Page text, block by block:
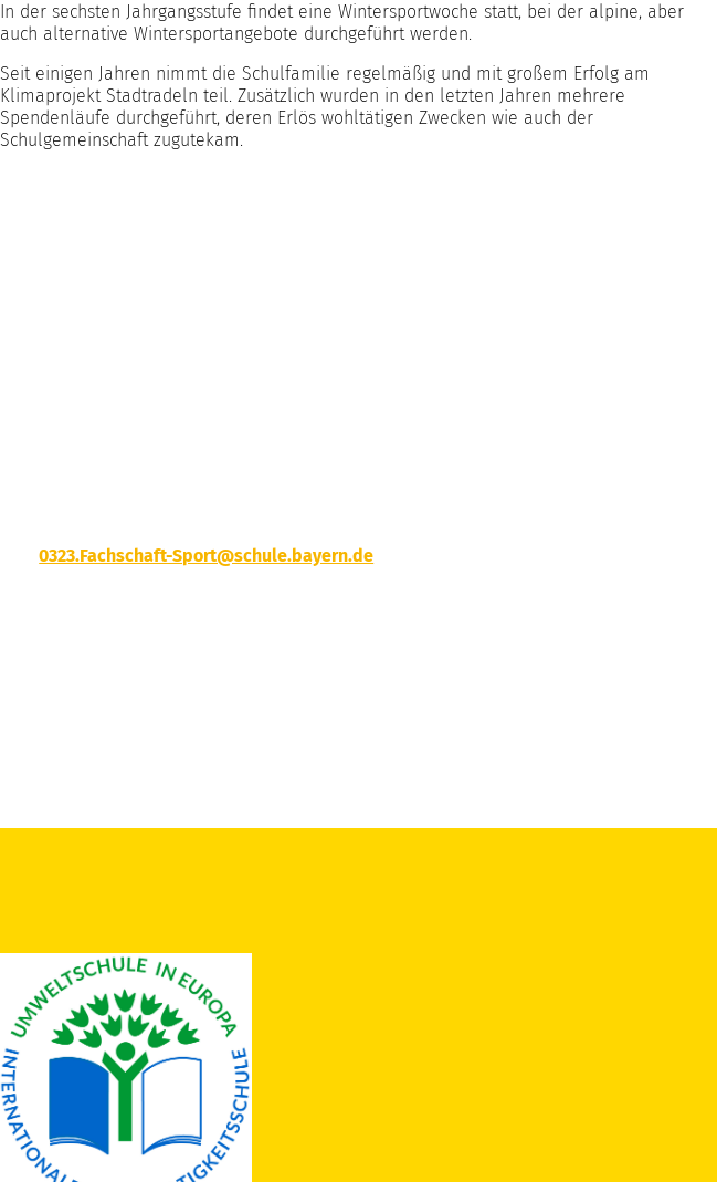
In der sechsten Jahrgangsstufe findet eine Wintersportwoche statt, bei der alpine, aber
auch alternative Wintersportangebote durchgeführt werden.
Seit einigen Jahren nimmt die Schulfamilie regelmäßig und mit großem Erfolg am
Klimaprojekt Stadtradeln teil. Zusätzlich wurden in den letzten Jahren mehrere
Spendenläufe durchgeführt, deren Erlös wohltätigen Zwecken wie auch der
Schulgemeinschaft zugutekam.
0323.Fachschaft-Sport@schule.bayern.de